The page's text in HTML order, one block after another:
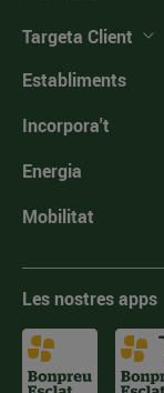
Targeta Client
Establiments
Incorpora't
Energia
Mobilitat
Les nostres apps